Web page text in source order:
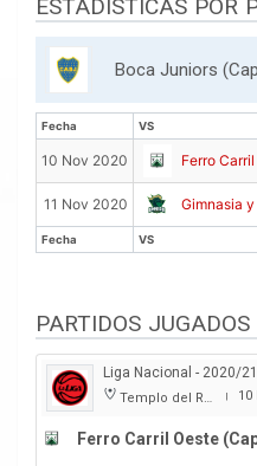
ESTADISTICAS POR
Boca Juniors
Fecha VS
Fecha VS
10 Nov 2020 Ferro
11 Nov 2020 Gimnasia
Fecha VS
PARTIDOS JUGADOS
Liga Nacional - 2020/
Templo del Rock | 10
Ferro Carril Oeste